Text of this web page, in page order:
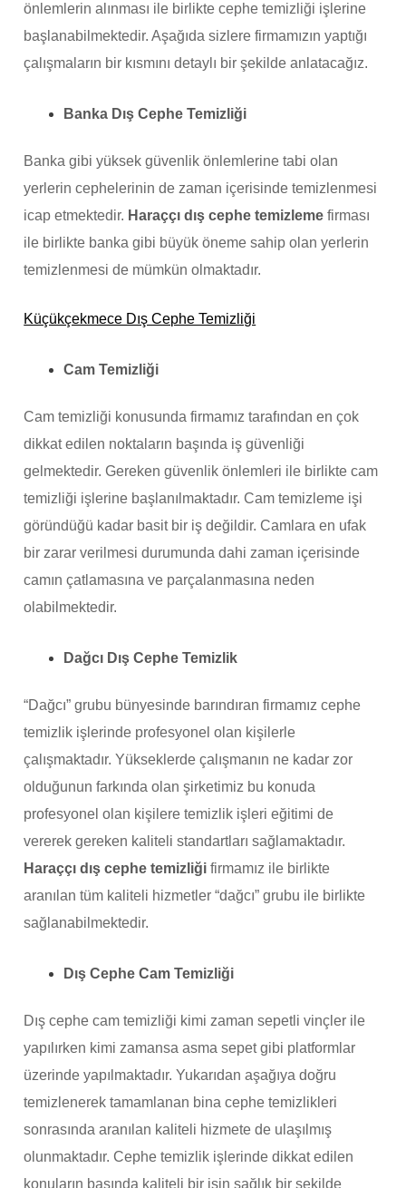
önlemlerin alınması ile birlikte cephe temizliği işlerine
başlanabilmektedir. Aşağıda sizlere firmamızın yaptığı
çalışmaların bir kısmını detaylı bir şekilde anlatacağız.
Banka Dış Cephe Temizliği
Banka gibi yüksek güvenlik önlemlerine tabi olan
yerlerin cephelerinin de zaman içerisinde temizlenmesi
icap etmektedir. Haraççı dış cephe temizleme firması
ile birlikte banka gibi büyük öneme sahip olan yerlerin
temizlenmesi de mümkün olmaktadır.
Küçükçekmece Dış Cephe Temizliği
Cam Temizliği
Cam temizliği konusunda firmamız tarafından en çok
dikkat edilen noktaların başında iş güvenliği
gelmektedir. Gereken güvenlik önlemleri ile birlikte cam
temizliği işlerine başlanılmaktadır. Cam temizleme işi
göründüğü kadar basit bir iş değildir. Camlara en ufak
bir zarar verilmesi durumunda dahi zaman içerisinde
camın çatlamasına ve parçalanmasına neden
olabilmektedir.
Dağcı Dış Cephe Temizlik
“Dağcı” grubu bünyesinde barındıran firmamız cephe
temizlik işlerinde profesyonel olan kişilerle
çalışmaktadır. Yükseklerde çalışmanın ne kadar zor
olduğunun farkında olan şirketimiz bu konuda
profesyonel olan kişilere temizlik işleri eğitimi de
vererek gereken kaliteli standartları sağlamaktadır.
Haraççı dış cephe temizliğifirmamız ile birlikte
aranılan tüm kaliteli hizmetler “dağcı” grubu ile birlikte
sağlanabilmektedir.
Dış Cephe Cam Temizliği
Dış cephe cam temizliği kimi zaman sepetli vinçler ile
yapılırken kimi zamansa asma sepet gibi platformlar
üzerinde yapılmaktadır. Yukarıdan aşağıya doğru
temizlenerek tamamlanan bina cephe temizlikleri
sonrasında aranılan kaliteli hizmete de ulaşılmış
olunmaktadır. Cephe temizlik işlerinde dikkat edilen
konuların başında kaliteli bir işin sağlık bir şekilde